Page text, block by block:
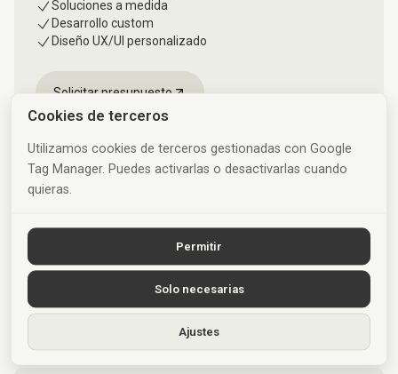
Soluciones a medida
Desarrollo custom
Diseño UX/UI personalizado
Solicitar presupuesto
FAQ
¿Tienes dudas? Aquí tienes respuestas.
Estas son algunas de las preguntas más
habituales antes de hacer una web.
Cookies de terceros
Utilizamos cookies de terceros gestionadas con Google
Tag Manager. Puedes activarlas o desactivarlas cuando
quieras.
Permitir
Solo necesarias
Ajustes